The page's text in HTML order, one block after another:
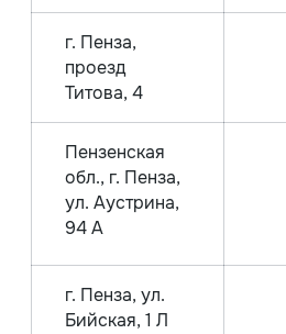
г. Пенза,
проезд
Титова, 4
Пензенская
обл., г. Пенза,
ул. Аустрина,
94 А
г. Пенза, ул.
Бийская, 1 Л